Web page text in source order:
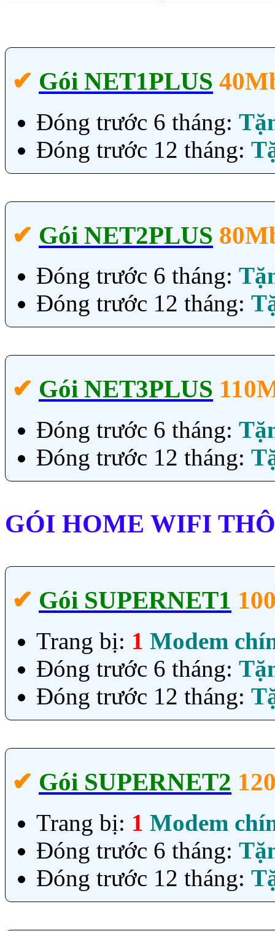
✔‎ Gói NET1PLUS
Đóng trước 6 tháng:
Đóng trước 12 tháng:
✔‎ Gói NET2PLUS
Đóng trước 6 tháng:
Đóng trước 12 tháng:
✔‎ Gói NET3PLUS
Đóng trước 6 tháng:
Đóng trước 12 tháng:
GÓI HOME WIFI
✔‎ Gói SUPERNET1
Trang bị: 1 Modem
Đóng trước 6 tháng:
Đóng trước 12 tháng:
✔‎ Gói SUPERNET2
Trang bị: 1 Modem
Đóng trước 6 tháng:
Đóng trước 12 tháng: